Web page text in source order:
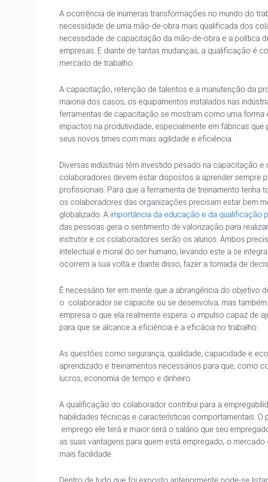
A ocorrência de inúmeras transformações no mundo do
necessidade de uma mão-de-obra mais qualificada dos
necessidade de capacitação da mão-de-obra e a política
empresas. E diante de tantas mudanças, a qualificação é
mercado de trabalho.
A capacitação, retenção de talentos e a manutenção da
maioria dos casos, os equipamentos instalados nas
ferramentas de capacitação se mostram como uma
impactos na produtividade, especialmente em fábricas que
seus novos times com mais agilidade e eficiência.
Diversas indústrias têm investido pesado na capacitação
colaboradores devem estar dispostos a aprender sempre
profissionais. Para que a ferramenta de treinamento
os colaboradores das organizações precisam estar bem
globalizado. A importância da educação e da qualificação
das pessoas gera o sentimento de valorização para
instrutor e os colaboradores serão os alunos. Ambos
intelectual e moral do ser humano, levando este a se
ocorrem a sua volta e diante disso, fazer a tomada de
É necessário ter em mente que a abrangência do objetivo
o colaborador se capacite ou se desenvolva, mas
empresa o que ela realmente espera: o impulso capaz de
para que se alcance a eficiência e a eficácia no trabalho.
As questões como segurança, qualidade, capacidade e
aprendizado e treinamentos necessários para que, como
lucros, economia de tempo e dinheiro.
A qualificação do colaborador contribui para a
habilidades técnicas e características comportamentais.
emprego ele terá e maior será o salário que seu
as suas vantagens para quem está empregado, o
mais facilidade.